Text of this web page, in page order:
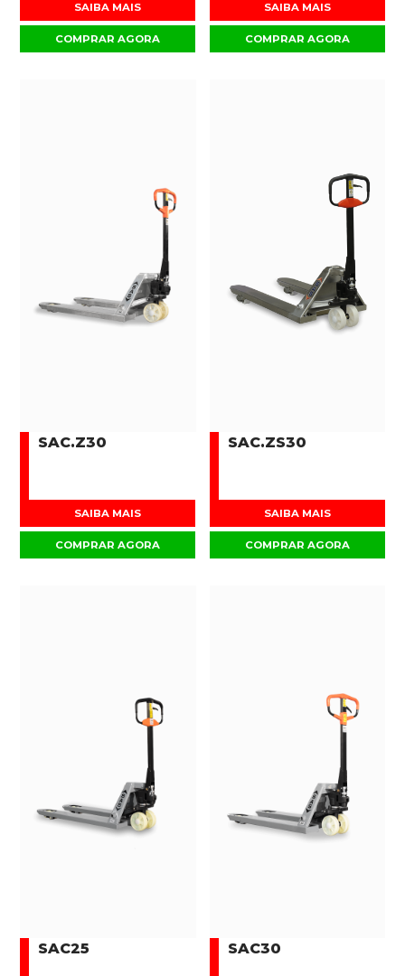
SAIBA MAIS
COMPRAR AGORA
SAIBA MAIS
COMPRAR AGORA
SAC.Z30
SAIBA MAIS
COMPRAR AGORA
SAC.ZS30
SAIBA MAIS
COMPRAR AGORA
SAC25 SAC30